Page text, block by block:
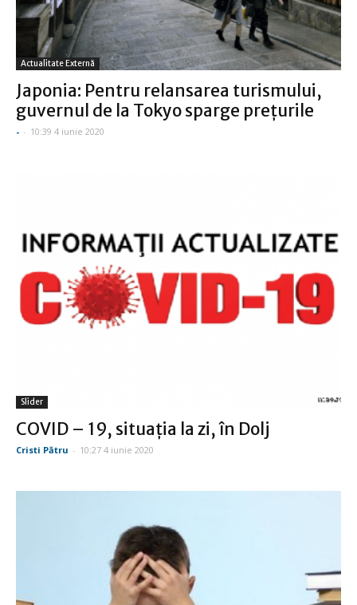
Actualitate Externă
Japonia: Pentru relansarea turismului,
guvernul de la Tokyo sparge preţurile
- - 10:39 4 iunie 2020
Slider
COVID – 19, situaţia la zi, în Dolj
Cristi Pătru - 10:27 4 iunie 2020